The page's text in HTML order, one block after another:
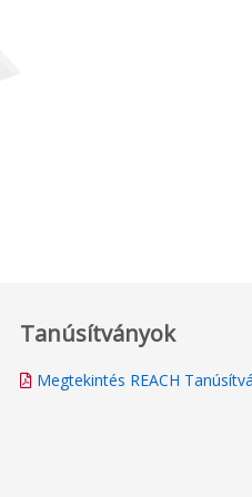
Tanúsítványok
Megtekintés REACH